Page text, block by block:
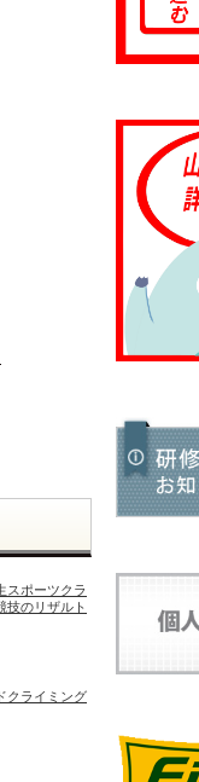
スポーツクラ
技のリザルト
クライミング